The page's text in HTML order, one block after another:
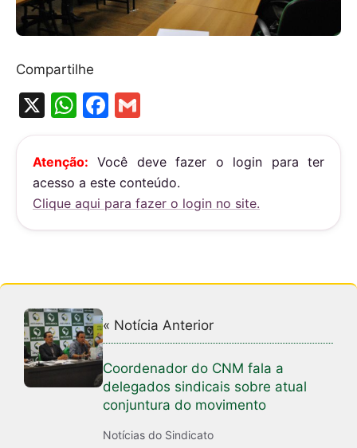
Compartilhe
X
W
h
at
s
A
p
F
a
c
e
b
o
k
m
ai
l
Atenção: Você deve fazer o login para ter
acesso a este conteúdo.
Clique aqui para fazer o login no site.
« Notícia Anterior
Coordenador do CNM fala a
delegados sindicais sobre atual
conjuntura do movimento
Notícias do Sindicato